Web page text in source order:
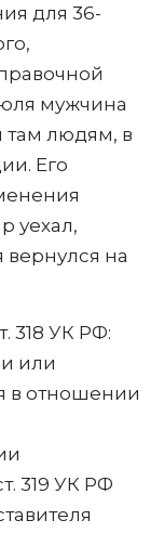
для 36-
мужчина
там людям, в
Его
уехал,
на
318 УК РФ:
или
в отношении
319 УК РФ